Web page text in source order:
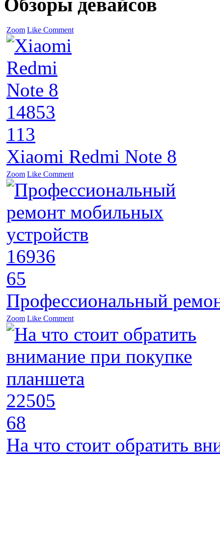
Обзоры девайсов
Zoom Like Comment
14853
113
Xiaomi Redmi Note 8
Zoom Like Comment
16936
65
Профессиональный
Zoom Like Comment
22505
68
На что стоит обратить